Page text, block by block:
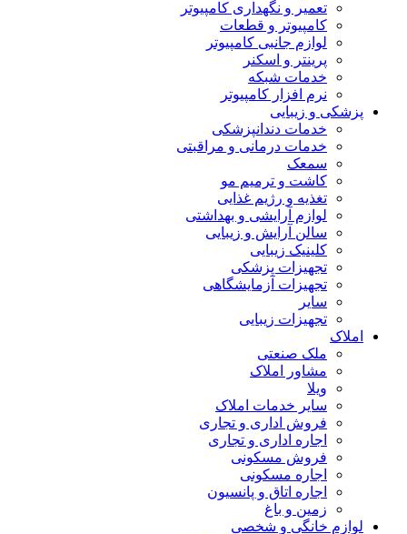
تعمیر و نگهداری کامپیوتر
کامپیوتر و قطعات
لوازم جانبی کامپیوتر
پرینتر و اسکنر
خدمات شبکه
نرم افزار کامپیوتر
پزشکی و زیبایی
خدمات دندانپزشکی
خدمات درمانی و مراقبتی
سمعک
کاشت و ترمیم مو
تغذیه و رژیم غذایی
لوازم آرایشی و بهداشتی
سالن آرایش و زیبایی
کلینیک زیبایی
تجهیزات پزشکی
تجهیزات آزمایشگاهی
سایر
تجهیزات زیبایی
املاک
ملک صنعتی
مشاور املاک
ویلا
سایر خدمات املاک
فروش اداری و تجاری
اجاره اداری و تجاری
فروش مسکونی
اجاره مسکونی
اجاره اتاق و پانسیون
زمین و باغ
لوازم خانگی و شخصی